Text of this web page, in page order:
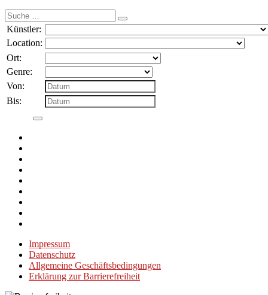
Suche
nach:
Künstler:
Location:
Ort:
Genre:
Von:
Bis:
Impressum
Datenschutz
Allgemeine Geschäftsbedingungen
Erklärung zur Barrierefreiheit